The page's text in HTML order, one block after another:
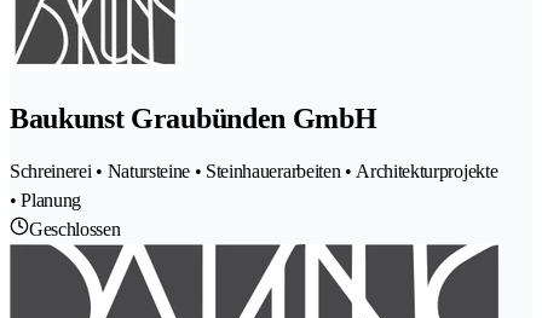
Baukunst Graubünden GmbH
Schreinerei • Natursteine • Steinhauerarbeiten • Architekturprojekte
• Planung
Geschlossen